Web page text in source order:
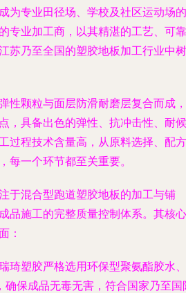
为专业田径场、学校及社区运动场的
专业加工商，以其精湛的工艺、可靠
苏乃至全国的塑胶地板加工行业中树
性颗粒与面层防滑耐磨层复合而成，
，具备出色的弹性、抗冲击性、耐候
过程技术含量高，从原料选择、配方
每一个环节都至关重要。
于混合型跑道塑胶地板的加工与铺
品施工的完整质量控制体系。其核心
：
琦塑胶严格选用环保型聚氨酯胶水、
确保成品无毒无害，符合国家乃至国